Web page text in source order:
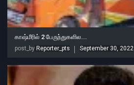
காஷ்மீரில் 2 பேருந்துகளில...
post_by Reporter_pts September 30, 2022